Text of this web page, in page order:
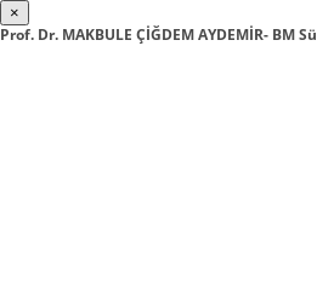
×
Prof. Dr. MAKBULE ÇİĞDEM AYDEMİR- BM